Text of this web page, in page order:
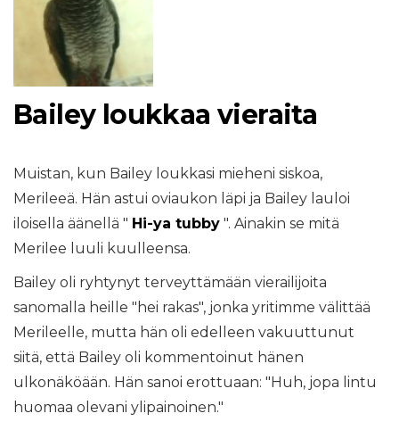
Bailey loukkaa vieraita
Muistan, kun Bailey loukkasi mieheni siskoa,
Merileeä. Hän astui oviaukon läpi ja Bailey lauloi
iloisella äänellä " Hi-ya tubby ". Ainakin se mitä
Merilee luuli kuulleensa.
Bailey oli ryhtynyt terveyttämään vierailijoita
sanomalla heille "hei rakas", jonka yritimme välittää
Merileelle, mutta hän oli edelleen vakuuttunut
siitä, että Bailey oli kommentoinut hänen
ulkonäköään. Hän sanoi erottuaan: "Huh, jopa lintu
huomaa olevani ylipainoinen."